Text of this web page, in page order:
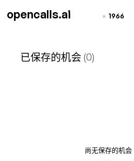
opencalls.ai ● 1966
已保存的机会 (0)
尚无保存的机会